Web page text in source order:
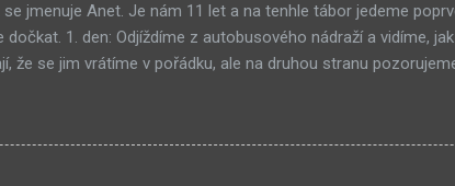
jmenuje Anet. Je nám 11 let a na tenhle tábor jedeme
1. den: Odjíždíme z autobusového nádraží a vidíme,
že se jim vrátíme v pořádku, ale na druhou stranu
ale moc nás obě baví. 2.den: Konečně jsme se pořádně
byla lovení mincí z lázních neboli z bazénu. Do vody se mi
po zádech. Přesto mě donutí tam skočit. Voda je trochu